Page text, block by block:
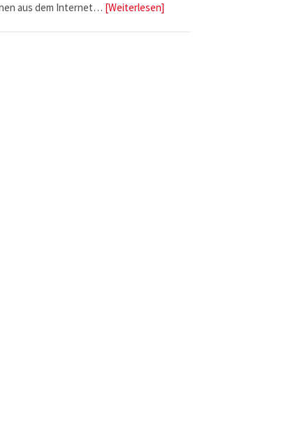
aus dem Internet… [Weiterlesen]